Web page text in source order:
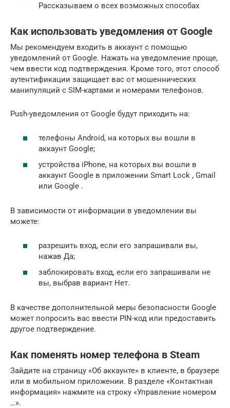
Рассказываем о всех возможных способах
Как использовать уведомления от Google
Мы рекомендуем входить в аккаунт с помощью
уведомлений от Google. Нажать на уведомление проще,
чем ввести код подтверждения. Кроме того, этот способ
аутентификации защищает вас от мошеннических
манипуляций с SIM-картами и номерами телефонов.
Push-уведомления от Google будут приходить на:
телефоны Android, на которых вы вошли в
аккаунт Google;
устройства iPhone, на которых вы вошли в
аккаунт Google в приложении Smart Lock , Gmail
или Google .
В зависимости от информации в уведомлении вы
можете:
разрешить вход, если его запрашивали вы,
нажав Да;
заблокировать вход, если его запрашивали не
вы, выбрав вариант Нет.
В качестве дополнительной меры безопасности Google
может попросить вас ввести PIN-код или предоставить
другое подтверждение.
Как поменять номер телефона в Steam
Зайдите на страницу «Об аккаунте» в клиенте, в браузере
или в мобильном приложении. В разделе «Контактная
информация» нажмите на строку «Управление номером
…».